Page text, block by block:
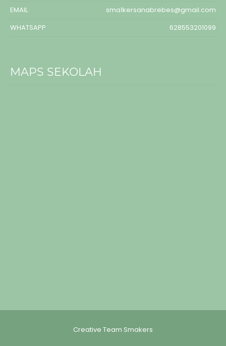
EMAIL
sma1kersanabrebes@gmail.com
WHATSAPP
628553201099
MAPS SEKOLAH
Creative Team Smakers